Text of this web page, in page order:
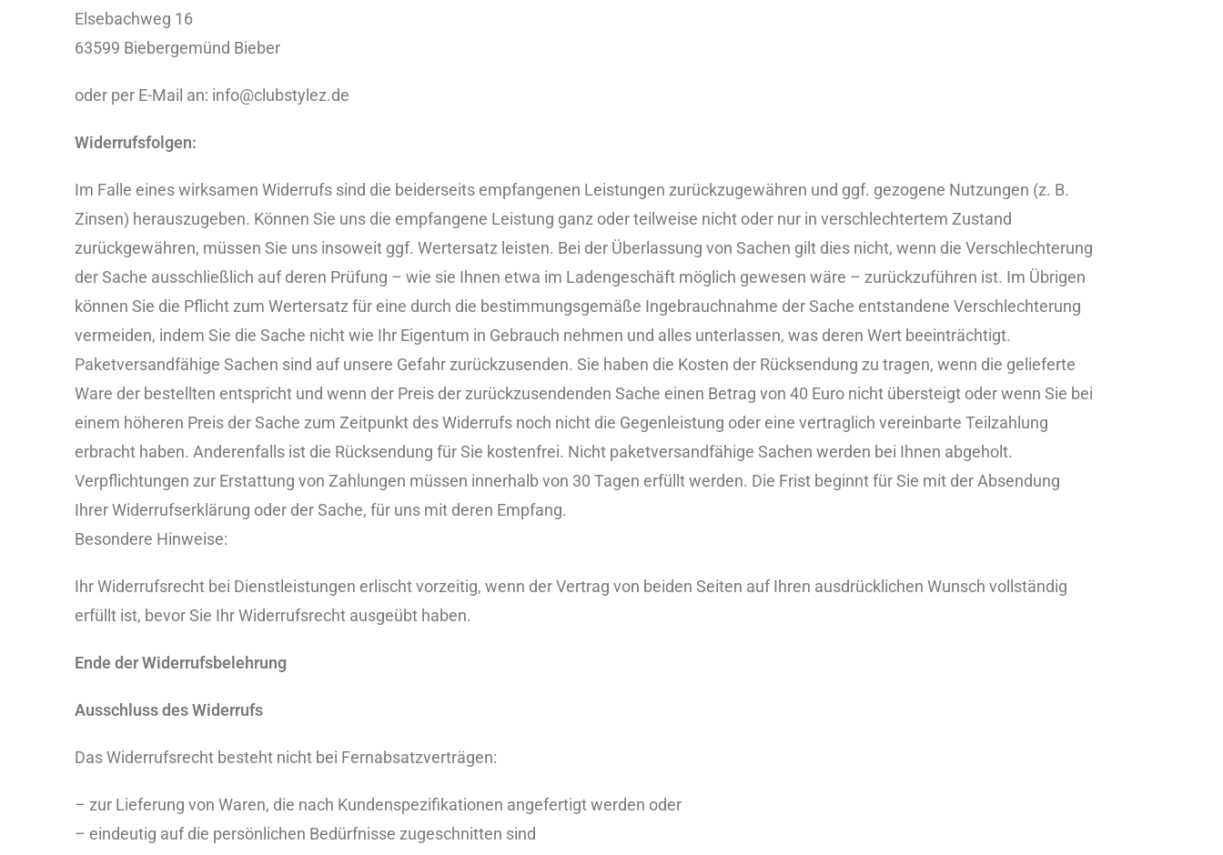
Elsebachweg 16
63599 Biebergemünd Bieber
oder per E-Mail an: info@clubstylez.de
Widerrufsfolgen:
Im Falle eines wirksamen Widerrufs sind die beiderseits empfangenen Leistungen zurückzugewähren und ggf. gezogene Nutzungen (z. B.
Zinsen) herauszugeben. Können Sie uns die empfangene Leistung ganz oder teilweise nicht oder nur in verschlechtertem Zustand
zurückgewähren, müssen Sie uns insoweit ggf. Wertersatz leisten. Bei der Überlassung von Sachen gilt dies nicht, wenn die Verschlechterung
der Sache ausschließlich auf deren Prüfung – wie sie Ihnen etwa im Ladengeschäft möglich gewesen wäre – zurückzuführen ist. Im Übrigen
können Sie die Pflicht zum Wertersatz für eine durch die bestimmungsgemäße Ingebrauchnahme der Sache entstandene Verschlechterung
vermeiden, indem Sie die Sache nicht wie Ihr Eigentum in Gebrauch nehmen und alles unterlassen, was deren Wert beeinträchtigt.
Paketversandfähige Sachen sind auf unsere Gefahr zurückzusenden. Sie haben die Kosten der Rücksendung zu tragen, wenn die gelieferte
Ware der bestellten entspricht und wenn der Preis der zurückzusendenden Sache einen Betrag von 40 Euro nicht übersteigt oder wenn Sie bei
einem höheren Preis der Sache zum Zeitpunkt des Widerrufs noch nicht die Gegenleistung oder eine vertraglich vereinbarte Teilzahlung
erbracht haben. Anderenfalls ist die Rücksendung für Sie kostenfrei. Nicht paketversandfähige Sachen werden bei Ihnen abgeholt.
Verpflichtungen zur Erstattung von Zahlungen müssen innerhalb von 30 Tagen erfüllt werden. Die Frist beginnt für Sie mit der Absendung
Ihrer Widerrufserklärung oder der Sache, für uns mit deren Empfang.
Besondere Hinweise:
Ihr Widerrufsrecht bei Dienstleistungen erlischt vorzeitig, wenn der Vertrag von beiden Seiten auf Ihren ausdrücklichen Wunsch vollständig
erfüllt ist, bevor Sie Ihr Widerrufsrecht ausgeübt haben.
Ende der Widerrufsbelehrung
Ausschluss des Widerrufs
Das Widerrufsrecht besteht nicht bei Fernabsatzverträgen:
– zur Lieferung von Waren, die nach Kundenspezifikationen angefertigt werden oder
– eindeutig auf die persönlichen Bedürfnisse zugeschnitten sind